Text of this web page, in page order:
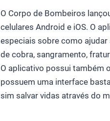
O Corpo de Bombeiros
celulares Android e iOS. O
especiais sobre como
de cobra, sangramento,
O aplicativo possui também
possuem uma interface
sim salvar vidas através do